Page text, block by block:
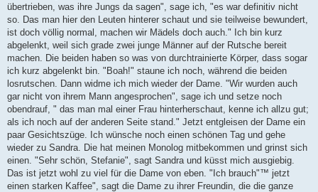
übertrieben, was ihre Jungs da sagen", sage ich, "es war definitiv nicht
so. Das man hier den Leuten hinterer schaut und sie teilweise bewundert,
ist doch völlig normal, machen wir Mädels doch auch." Ich bin kurz
abgelenkt, weil sich grade zwei junge Männer auf der Rutsche bereit
machen. Die beiden haben so was von durchtrainierte Körper, dass sogar
ich kurz abgelenkt bin. "Boah!" staune ich noch, während die beiden
losrutschen. Dann widme ich mich wieder der Dame. "Wir wurden auch
gar nicht von ihrem Mann angesprochen", sage ich und setze noch
obendrauf, " das man mal einer Frau hinterherschaut, kenne ich allzu gut;
als ich noch auf der anderen Seite stand." Jetzt entgleisen der Dame ein
paar Gesichtszüge. Ich wünsche noch einen schönen Tag und gehe
wieder zu Sandra. Die hat meinen Monolog mitbekommen und grinst sich
einen. "Sehr schön, Stefanie", sagt Sandra und küsst mich ausgiebig.
Das ist jetzt wohl zu viel für die Dame von eben. "Ich brauch"™ jetzt
einen starken Kaffee", sagt die Dame zu ihrer Freundin, die die ganze